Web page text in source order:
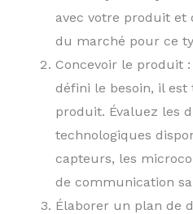
avec votre produit et
du marché pour ce
Concevoir le produit
défini le besoin, il
produit. Évaluez les
technologiques
capteurs, les
de communication
Élaborer un plan de